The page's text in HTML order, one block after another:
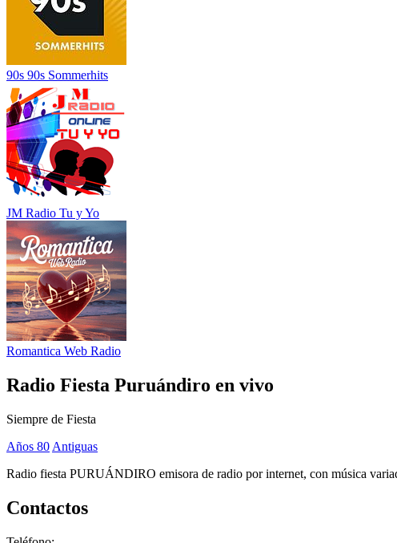
90s 90s Sommerhits
JM Radio Tu y Yo
Romantica Web Radio
Radio Fiesta Puruándiro en vivo
Siempre de Fiesta
Años 80 Antiguas
Radio fiesta PURUÁNDIRO emisora de radio por internet, con música
Contactos